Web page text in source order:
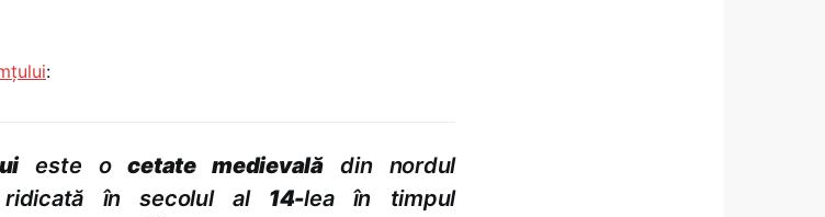
:
este ocetate medievalădin nordul
în secolul al 14-lea în timpul